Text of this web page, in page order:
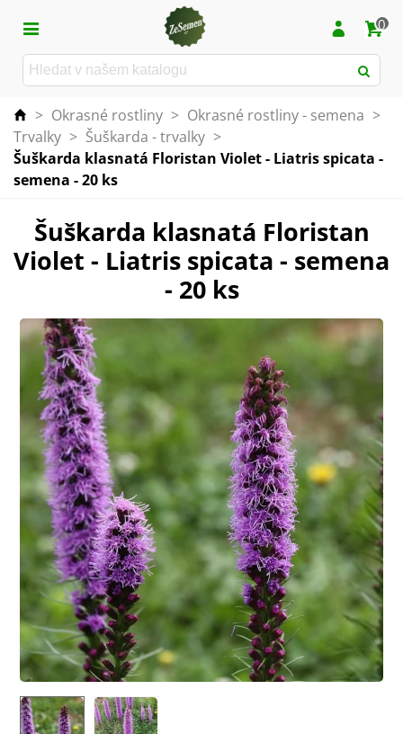
0
> Okrasné rostliny > Okrasné rostliny - semena >
Trvalky > Šuškarda - trvalky >
Šuškarda klasnatá Floristan Violet - Liatris spicata -
semena - 20 ks
Šuškarda klasnatá Floristan
Violet - Liatris spicata - semena
- 20 ks